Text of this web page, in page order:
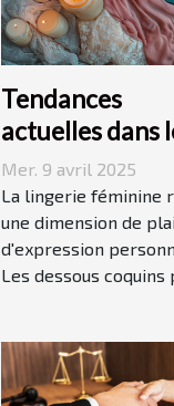
Tendances
actuelles dans
dessous coquins
pour femmes
Mer. 9 avril 2025
La lingerie féminine
une dimension de
d'expression
Les dessous coquins